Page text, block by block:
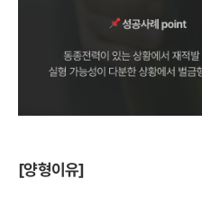
[양형이유]